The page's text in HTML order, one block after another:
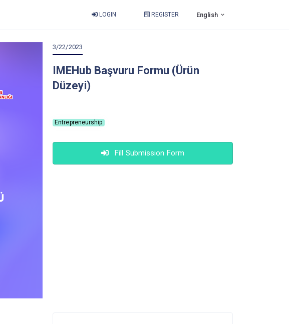
LOGIN REGISTER English
3/22/2023
IMEHub Başvuru Formu (Ürün
Düzeyi)
Entrepreneurship
Fill Submission Form